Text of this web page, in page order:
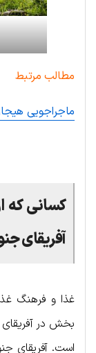
مطالب مرتبط
ماجراجویی
کسانی که
آفریقای
غذا و فرهنگ
بخش در
است. آفریقای